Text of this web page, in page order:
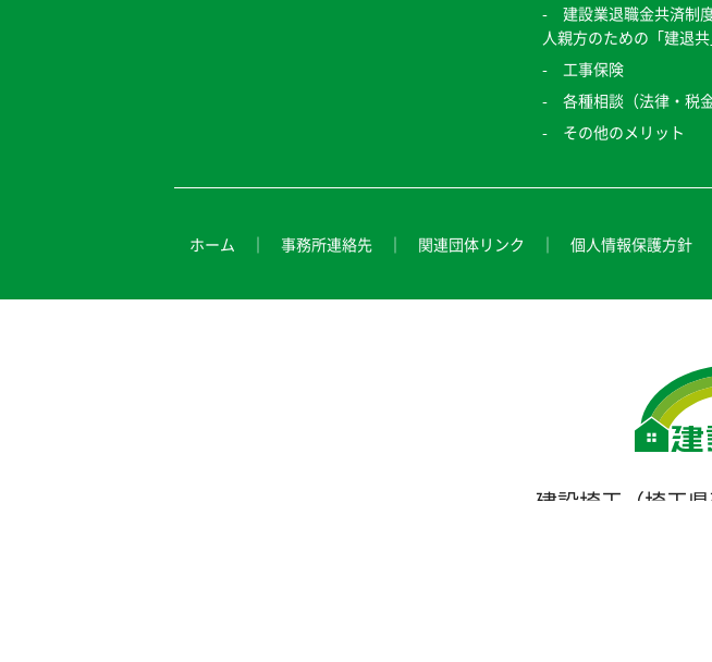
建設業退職金共済制
人親方のための「建退共
工事保険
各種相談（法律・税
その他のメリット
ホーム 事務所連絡先 関連団体リンク 個人情報保護方針
建設埼玉（埼玉